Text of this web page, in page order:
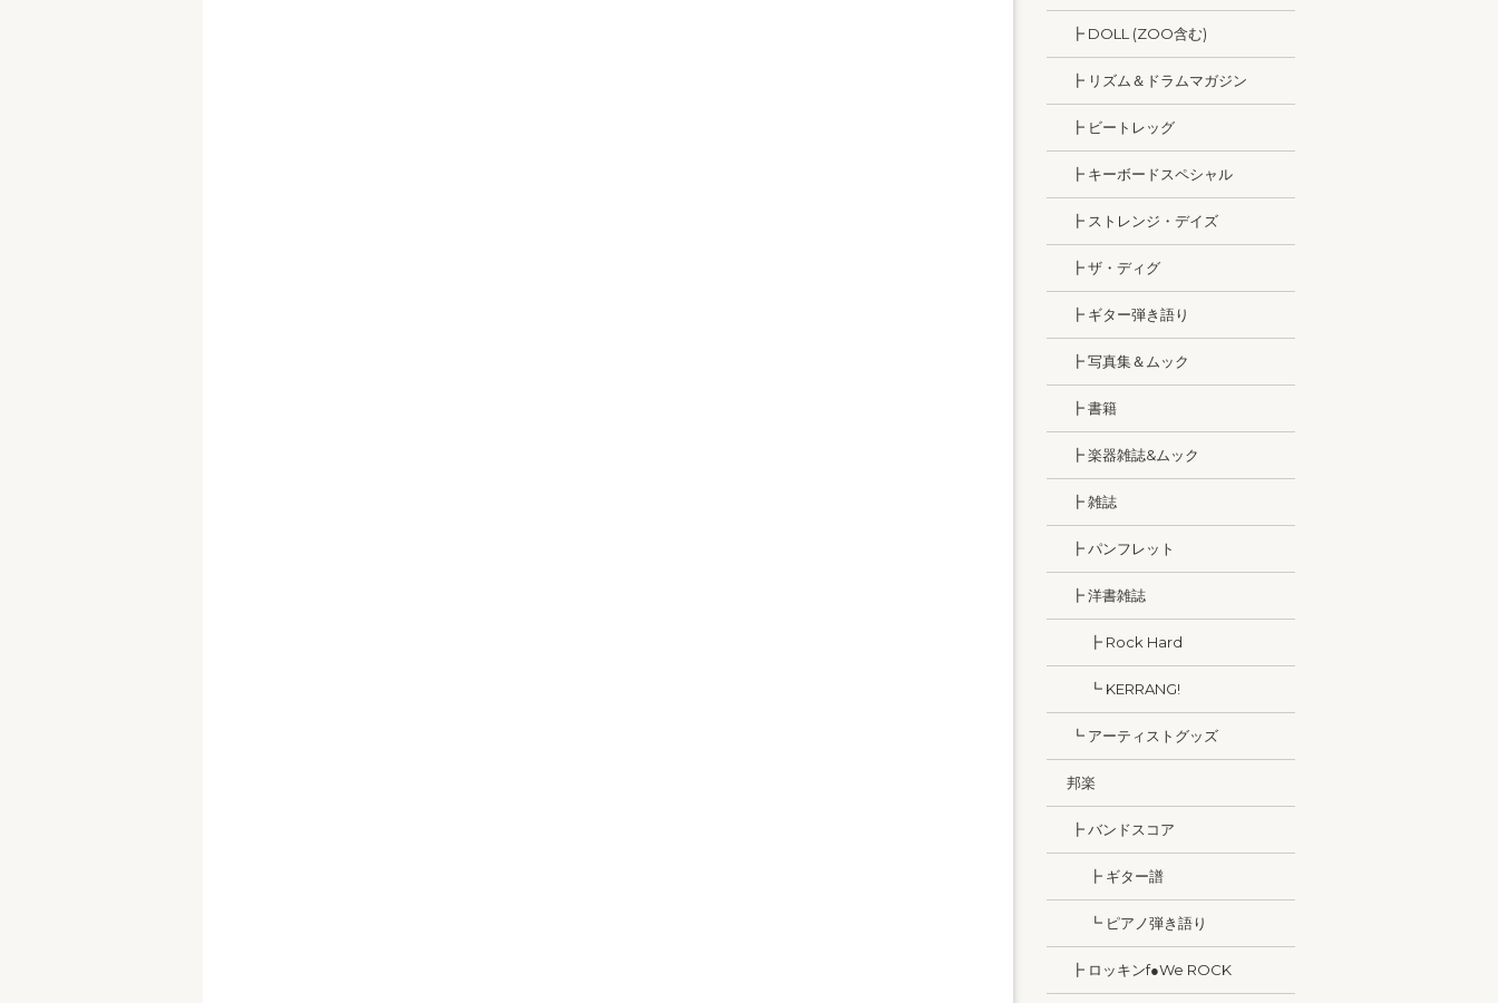
┣ DOLL (ZOO含む)
┣ リズム＆ドラムマガジン
┣ ビートレッグ
┣ キーボードスペシャル
┣ ストレンジ・デイズ
┣ ザ・ディグ
┣ ギター弾き語り
┣ 写真集＆ムック
┣ 書籍
┣ 楽器雑誌&ムック
┣ 雑誌
┣ パンフレット
┣ 洋書雑誌
┣ Rock Hard
┗ KERRANG!
┗ アーティストグッズ
邦楽
┣ バンドスコア
┣ ギター譜
┗ ピアノ弾き語り
┣ ロッキンf●We ROCK